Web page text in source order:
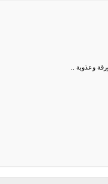
وعذوبة ..